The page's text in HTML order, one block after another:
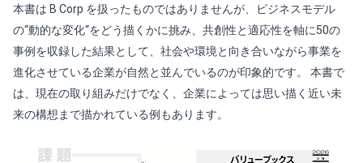
本書は B Corp を扱ったものではありませんが、ビジネスモデル
の“動的な変化“をどう描くかに挑み、共創性と適応性を軸に50の
事例を収録した結果として、社会や環境と向き合いながら事業を
進化させている企業が自然と並んでいるのが印象的です。 本書で
は、現在の取り組みだけでなく、企業によっては思い描く近い未
来の構想まで描かれている例もあります。